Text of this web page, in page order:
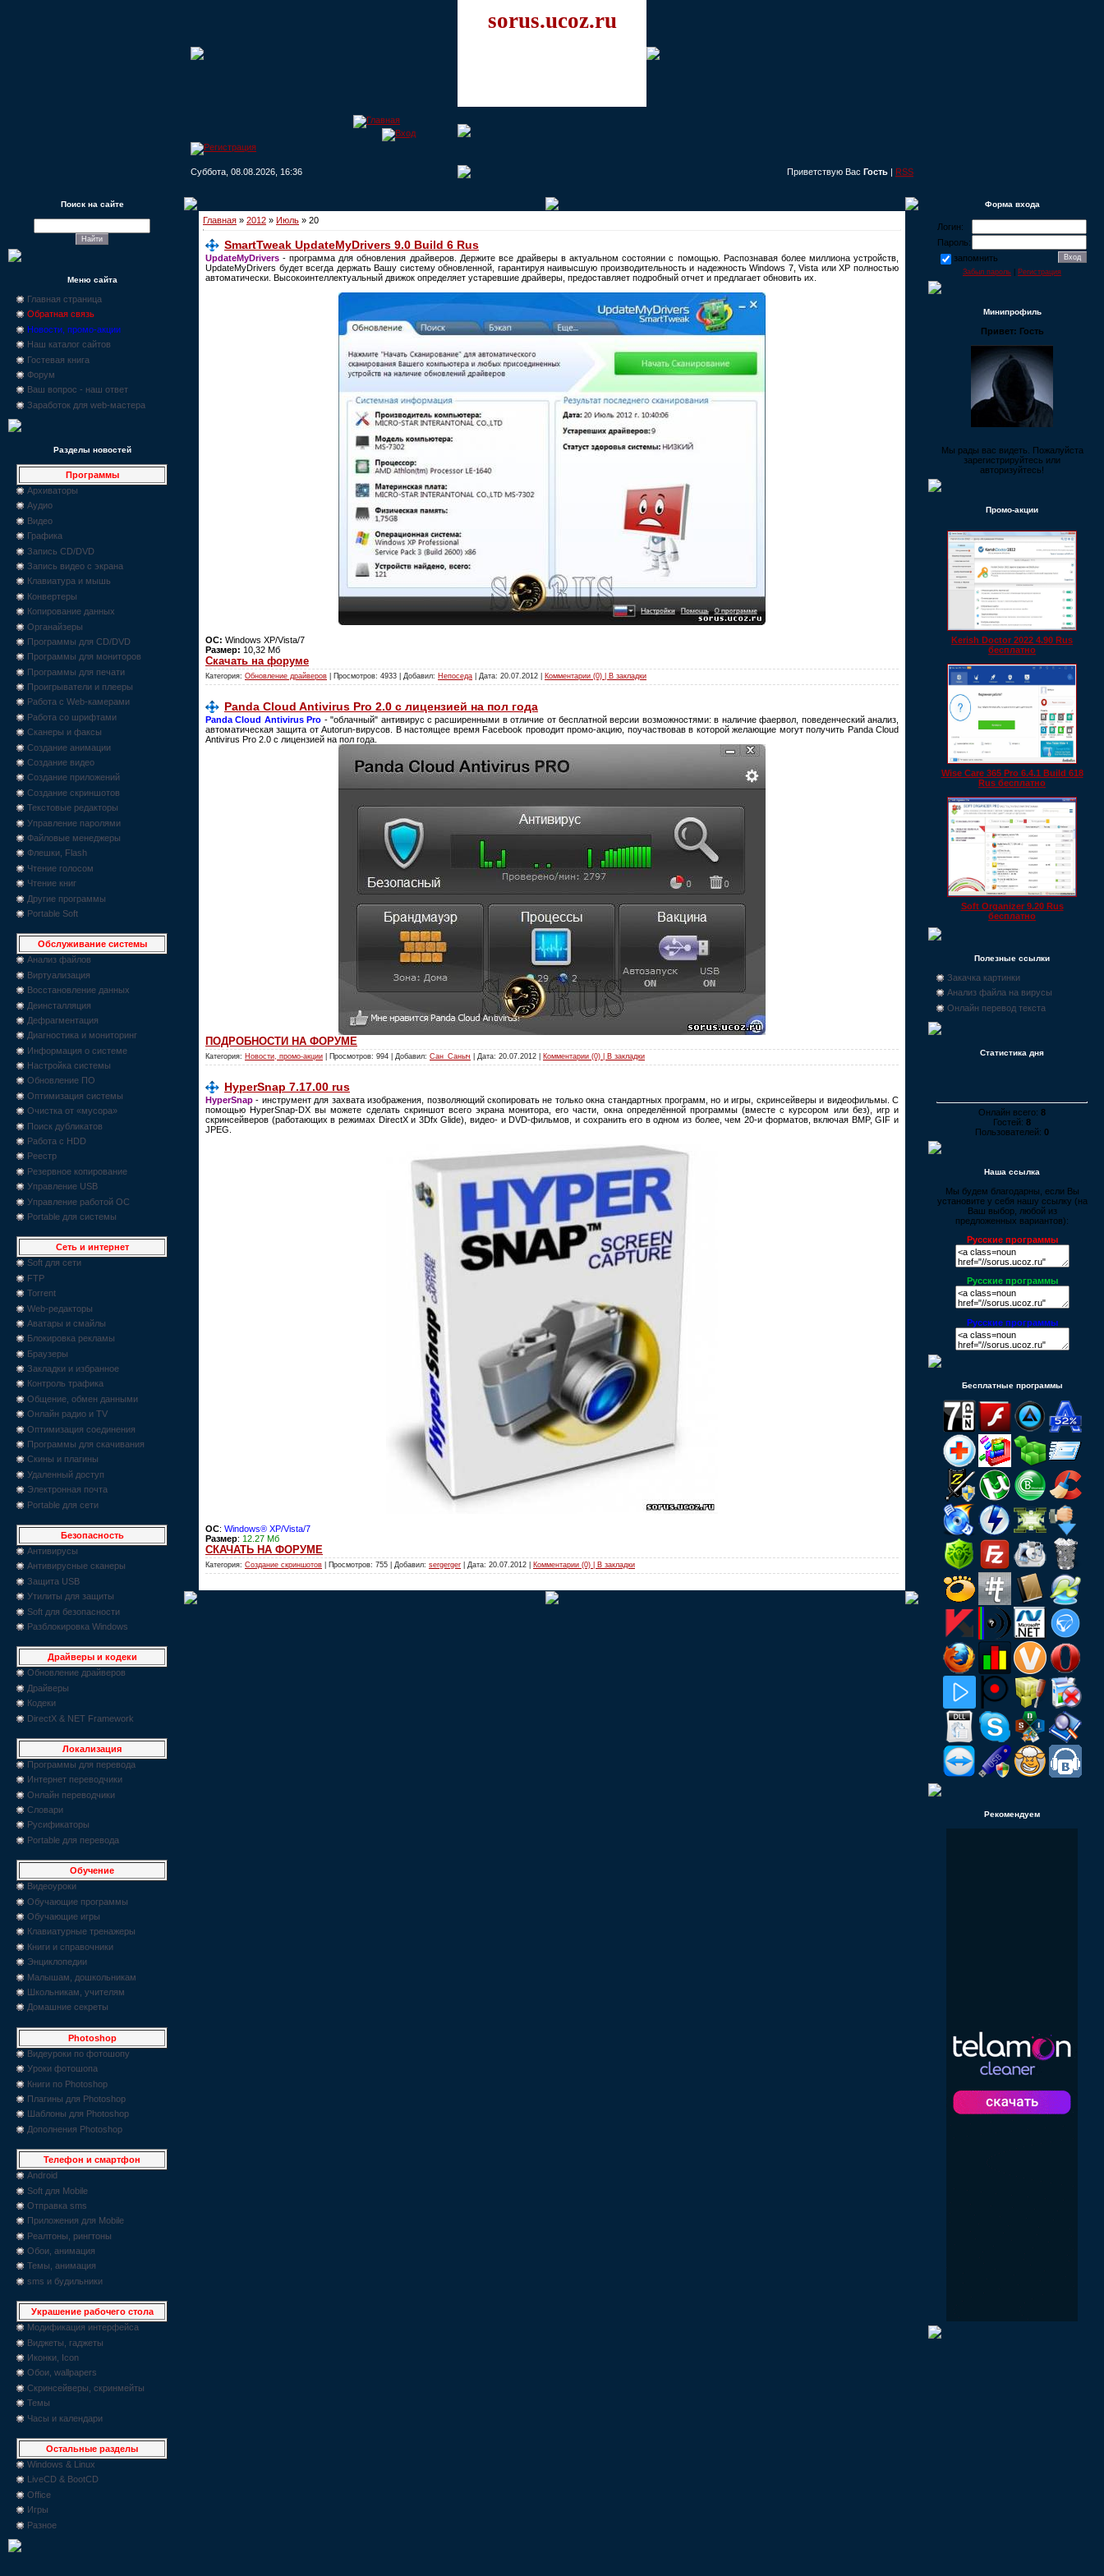
sorus.ucoz.ru
Суббота, 08.08.2026, 16:36 Приветствую Вас Гость | RSS
Поиск на сайте
Меню сайта
Главная страница
Обратная связь
Новости, промо-акции
Наш каталог сайтов
Гостевая книга
Форум
Ваш вопрос - наш ответ
Заработок для web-мастера
Разделы новостей
Программы
Архиваторы
Аудио
Видео
Графика
Запись CD/DVD
Запись видео с экрана
Клавиатура и мышь
Конвертеры
Копирование данных
Органайзеры
Программы для CD/DVD
Программы для мониторов
Программы для печати
Проигрыватели и плееры
Работа с Web-камерами
Работа со шрифтами
Сканеры и факсы
Создание анимации
Создание видео
Создание приложений
Создание скриншотов
Текстовые редакторы
Управление паролями
Файловые менеджеры
Флешки, Flash
Чтение голосом
Чтение книг
Другие программы
Portable Soft
Обслуживание системы
Анализ файлов
Виртуализация
Восстановление данных
Деинсталляция
Дефрагментация
Диагностика и мониторинг
Информация о системе
Настройка системы
Обновление ПО
Оптимизация системы
Очистка от «мусора»
Поиск дубликатов
Работа с HDD
Реестр
Резервное копирование
Управление USB
Управление работой ОС
Portable для системы
Сеть и интернет
Soft для сети
FTP
Torrent
Web-редакторы
Аватары и смайлы
Блокировка рекламы
Браузеры
Закладки и избранное
Контроль трафика
Общение, обмен данными
Онлайн радио и TV
Оптимизация соединения
Программы для скачивания
Скины и плагины
Удаленный доступ
Электронная почта
Portable для сети
Безопасность
Антивирусы
Антивирусные сканеры
Защита USB
Утилиты для защиты
Soft для безопасности
Разблокировка Windows
Драйверы и кодеки
Обновление драйверов
Драйверы
Кодеки
DirectX & NET Framework
Локализация
Программы для перевода
Интернет переводчики
Онлайн переводчики
Словари
Русификаторы
Portable для перевода
Обучение
Видеоуроки
Обучающие программы
Обучающие игры
Клавиатурные тренажеры
Книги и справочники
Энциклопедии
Малышам, дошкольникам
Школьникам, учителям
Домашние секреты
Photoshop
Видеуроки по фотошопу
Уроки фотошопа
Книги по Photoshop
Плагины для Photoshop
Шаблоны для Photoshop
Дополнения Photoshop
Телефон и смартфон
Android
Soft для Mobile
Отправка sms
Приложения для Mobile
Реалтоны, рингтоны
Обои, анимация
Темы, анимация
sms и будильники
Украшение рабочего стола
Модификация интерфейса
Виджеты, гаджеты
Иконки, Icon
Обои, wallpapers
Скринсейверы, скринмейты
Темы
Часы и календари
Остальные разделы
Windows & Linux
LiveCD & BootCD
Office
Игры
Разное
Главная » 2012 » Июль » 20
SmartTweak UpdateMyDrivers 9.0 Build 6 Rus
UpdateMyDrivers - программа для обновления драйверов. Держите все драйверы в актуальном состоянии с помощью. Распознавая более миллиона устройств,
UpdateMyDrivers будет всегда держать Вашу систему обновленной, гарантируя наивысшую производительность и надежность Windows 7, Vista или XP полностью
автоматически. Высокоинтеллектуальный движок определяет устаревшие драйверы, предоставляет подробный отчет и предлагает обновить их.
ОС: Windows XP/Vista/7
Размер: 10,32 Мб
Скачать на форуме
Категория: Обновление драйверов | Просмотров: 4933 | Добавил: Непоседа | Дата: 20.07.2012 Комментарии (0) | В закладки
Panda Cloud Antivirus Pro 2.0 с лицензией на пол года
Panda Cloud Antivirus Pro - "облачный" антивирус с расширенными в отличие от бесплатной версии возможностями: в наличие фаервол, поведенческий анализ,
автоматическая защита от Autorun-вирусов. В настоящее время Facebook проводит промо-акцию, поучаствовав в которой желающие могут получить Panda Cloud
Antivirus Pro 2.0 с лицензией на пол года.
ПОДРОБНОСТИ НА ФОРУМЕ
Категория: Новости, промо-акции | Просмотров: 994 | Добавил: Сан_Саныч | Дата: 20.07.2012 Комментарии (0) | В закладки
HyperSnap 7.17.00 rus
HyperSnap - инструмент для захвата изображения, позволяющий скопировать не только окна стандартных программ, но и игры, скринсейверы и видеофильмы. С
помощью HyperSnap-DX вы можете сделать скриншот всего экрана монитора, его части, окна определённой программы (вместе с курсором или без), игр и
скринсейверов (работающих в режимах DirectX и 3Dfx Glide), видео- и DVD-фильмов, и сохранить его в одном из более, чем 20-и форматов, включая BMP, GIF и
JPEG.
OC: Windows® XP/Vista/7
Размер: 12.27 Мб
СКАЧАТЬ НА ФОРУМЕ
Категория: Создание скриншотов | Просмотров: 755 | Добавил: sergerger | Дата: 20.07.2012 Комментарии (0) | В закладки
Форма входа
Логин:
Пароль:
запомнить
Забыл пароль Регистрация
Минипрофиль
Привет: Гость
Мы рады вас видеть. Пожалуйста
зарегистрируйтесь или
авторизуйтесь!
Промо-акции
Kerish Doctor 2022 4.90 Rus
бесплатно
Wise Care 365 Pro 6.4.1 Build 618
Rus бесплатно
Soft Organizer 9.20 Rus
бесплатно
Полезные ссылки
Закачка картинки
Анализ файла на вирусы
Онлайн перевод текста
Статистика дня
Онлайн всего: 8
Гостей: 8
Пользователей: 0
Наша ссылка
Мы будем благодарны, если Вы
установите у себя нашу ссылку (на
Ваш выбор, любой из
предложенных вариантов):
Русские программы
Русские программы
Русские программы
Бесплатные программы
Рекомендуем